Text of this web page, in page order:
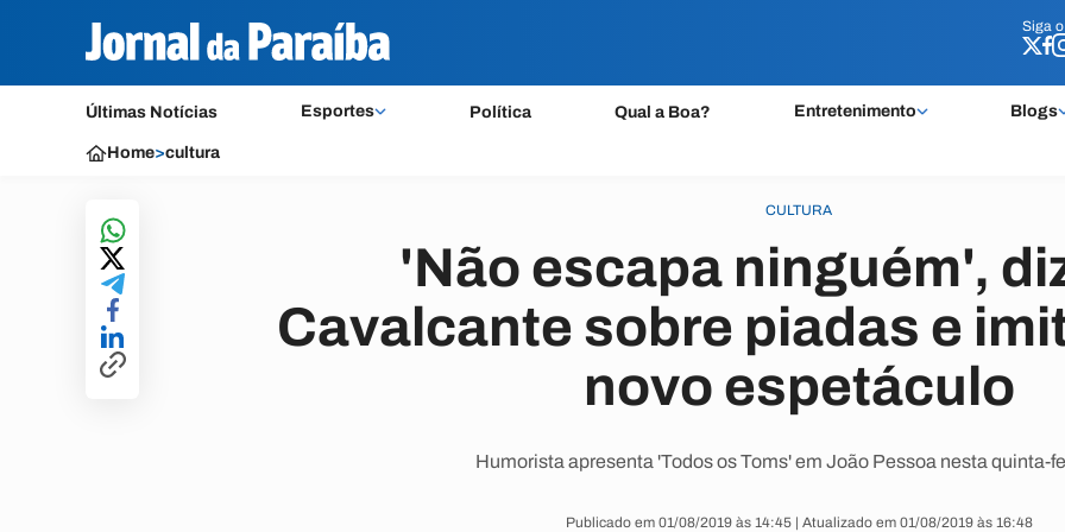
Siga o
Últimas Notícias Esportes Política Qual a Boa? Entretenimento Blogs
Siga o
Home>cultura
CULTURA
'Não escapa ninguém',
Cavalcante sobre piadas e
novo espetáculo
Humorista apresenta 'Todos os Toms' em João Pessoa nesta quinta-
Publicado em 01/08/2019 às 14:45 | Atualizado em 01/08/2019 às 16:48